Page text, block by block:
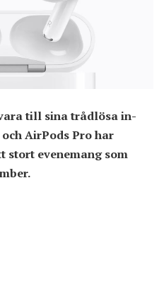
till sina trådlösa in-
AirPods Pro har
stort evenemang som